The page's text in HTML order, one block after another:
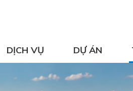
DỊCH VỤ DỰ ÁN